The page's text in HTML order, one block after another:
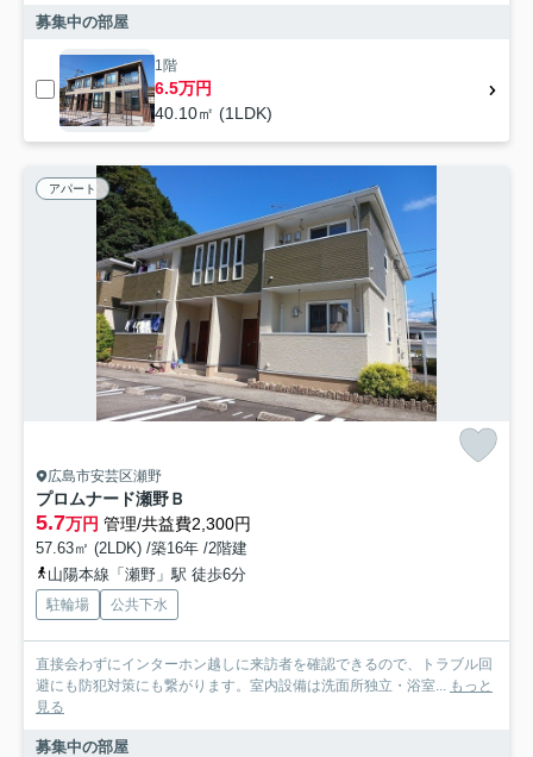
募集中の部屋
1階
6.5万円
40.10㎡ (1LDK)
アパート
広島市安芸区瀬野
プロムナード瀬野Ｂ
5.7万円 管理/共益費2,300円
57.63㎡ (2LDK) /築16年 /2階建
山陽本線「瀬野」駅 徒歩6分
駐輪場 公共下水
直接会わずにインターホン越しに来訪者を確認できるので、トラブル回
避にも防犯対策にも繋がります。室内設備は洗面所独立・浴室... もっと
見る
募集中の部屋